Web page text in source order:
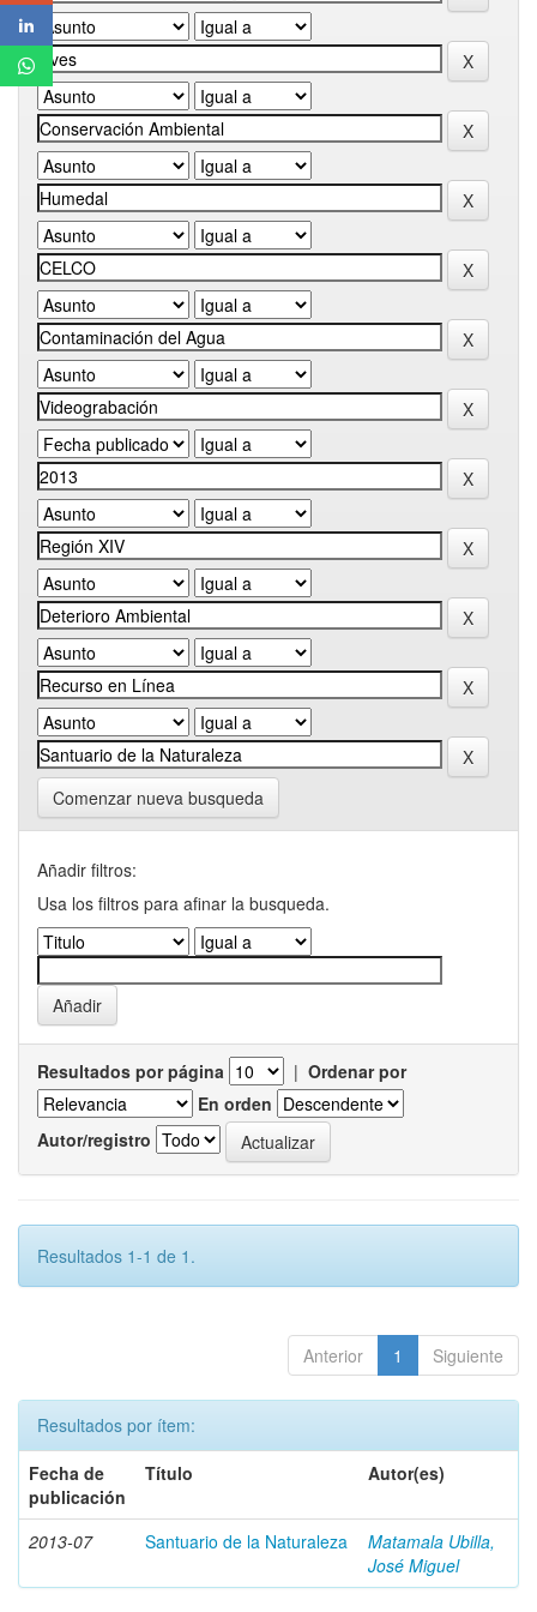
Comenzar nueva busqueda
Añadir filtros:
Usa los filtros para afinar la busqueda.
Resultados por página | Ordenar por
En orden
Autor/registro
Resultados 1-1 de 1.
Anterior 1 Siguiente
Resultados por ítem:
Fecha de
publicación
Título Autor(es)
2013-07 Santuario de la Naturaleza
Matamala Ubilla,
José Miguel